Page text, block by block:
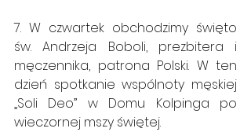
7. W czwartek obchodzimy święto
św. Andrzeja Boboli, prezbitera i
męczennika, patrona Polski. W ten
dzień spotkanie wspólnoty męskiej
„Soli Deo” w Domu Kolpinga po
wieczornej mszy świętej.